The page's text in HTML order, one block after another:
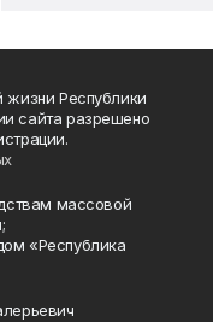
жизни Республики
сайта разрешено
массовой
«Республика